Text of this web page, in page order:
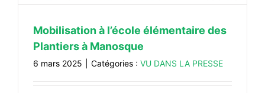
Mobilisation à l’école élémentaire des
Plantiers à Manosque
6 mars 2025 Catégories : VU DANS LA PRESSE